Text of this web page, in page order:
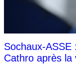
Sochaux-
Cathro après la